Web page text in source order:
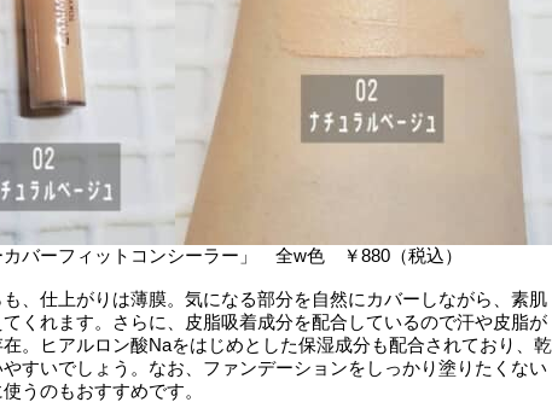
バーフィットコンシーラー」 全w色 ￥880（税込）
、仕上がりは薄膜。気になる部分を自然にカバーしながら、素肌
くれます。さらに、皮脂吸着成分を配合しているので汗や皮脂が
。ヒアルロン酸Naをはじめとした保湿成分も配合されており、乾
すいでしょう。なお、ファンデーションをしっかり塗りたくない
うのもおすすめです。